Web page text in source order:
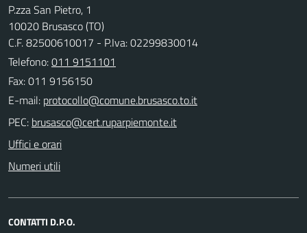
P.zza San Pietro, 1
10020 Brusasco (TO)
C.F. 82500610017 - P.Iva: 02299830014
Telefono:011 9151101
Fax: 011 9156150
E-mail:
PEC:
Uffici e orari
Numeri utili
CONTATTI D.P.O.